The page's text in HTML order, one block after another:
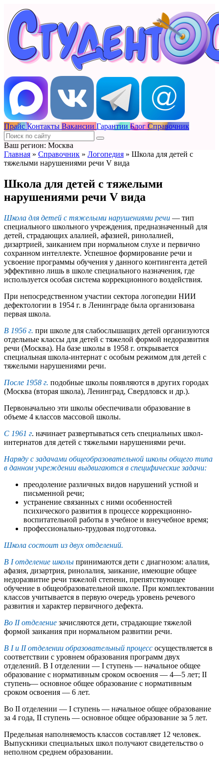
Прайс Контакты Вакансии Гарантии Блог Справочник
Ваш регион: Москва
Главная » Справочник » Логопедия » Школа для детей с
тяжелыми нарушениями речи V вида
Школа для детей с тяжелыми
нарушениями речи V вида
Школа для детей с тяжелыми нарушениями речи — тип
специального школьного учреждения, предназначенный для
детей, страдающих алалией, афазией, ринолалией,
дизартрией, заиканием при нормальном слухе и первично
сохранном интеллекте. Успешное формирование речи и
усвоение программы обучения у данного контингента детей
эффективно лишь в школе специального назначения, где
используется особая система коррекционного воздействия.
При непосредственном участии сектора логопедии НИИ
дефектологии в 1954 г. в Ленинграде была организована
первая школа.
В 1956 г. при школе для слабослышащих детей организуются
отдельные классы для детей с тяжелой формой недоразвития
речи (Москва). На базе школы в 1958 г. открывается
специальная школа-интернат с особым режимом для детей с
тяжелыми нарушениями речи.
После 1958 г. подобные школы появляются в других городах
(Москва (вторая школа), Ленинград, Свердловск и др.).
Первоначально эти школы обеспечивали образование в
объеме 4 классов массовой школы.
С 1961 г. начинает развертываться сеть специальных школ-
интернатов для детей с тяжелыми нарушениями речи.
Наряду с задачами общеобразовательной школы общего типа
в данном учреждении выдвигаются в специфические задачи:
преодоление различных видов нарушений устной и
письменной речи;
устранение связанных с ними особенностей
психического развития в процессе коррекционно-
воспитательной работы в учебное и внеучебное время;
профессионально-трудовая подготовка.
Школа состоит из двух отделений.
В I отделение школы принимаются дети с диагнозом: алалия,
афазия, дизартрия, ринолалия, заикание, имеющие общее
недоразвитие речи тяжелой степени, препятствующее
обучение в общеобразовательной школе. При комплектовании
классов учитывается в первую очередь уровень речевого
развития и характер первичного дефекта.
Во II отделение зачисляются дети, страдающие тяжелой
формой заикания при нормальном развитии речи.
В I и II отделении образовательный процесс осуществляется в
соответствии с уровнем образования программ двух
отделений. В I отделении — I ступень — начальное общее
образование с нормативным сроком освоения — 4—5 лет; II
ступень— основное общее образование с нормативным
сроком освоения — 6 лет.
Во II отделении — I ступень — начальное общее образование
за 4 года, II ступень — основное общее образование за 5 лет.
Предельная наполняемость классов составляет 12 человек.
Выпускники специальных школ получают свидетельство о
неполном среднем образовании.